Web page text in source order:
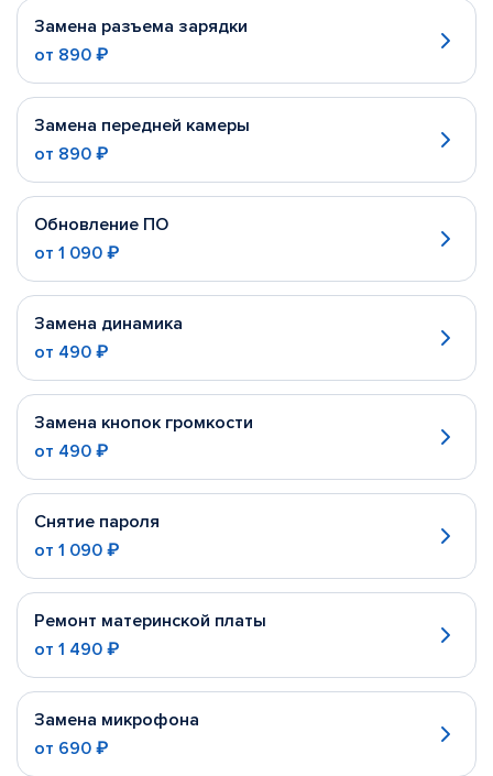
Замена разъема зарядки
от 890 ₽
Замена передней камеры
от 890 ₽
Обновление ПО
от 1 090 ₽
Замена динамика
от 490 ₽
Замена кнопок громкости
от 490 ₽
Снятие пароля
от 1 090 ₽
Ремонт материнской платы
от 1 490 ₽
Замена микрофона
от 690 ₽